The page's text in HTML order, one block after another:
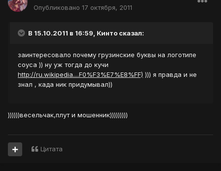
Опубликовано 17 октября, 2011
В 15.10.2011 в 16:59, Кинто сказал:
заинтересовало почему грузинские буквы на логотипе
соуса )) ну уж тогда до кучи
http://ru.wikipedia....F0%F3%E7%E8%FF) ))) я правда и не
знал , када ник придумывал))
))))))весельчак,плут и мошенник)))))))))
Цитата